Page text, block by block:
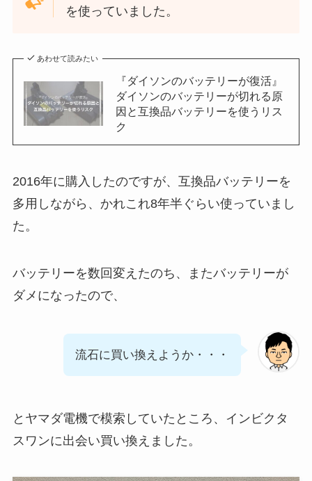
を使っていました。
あわせて読みたい
『ダイソンのバッテリーが復活』
ダイソンのバッテリーが切れる原
因と互換品バッテリーを使うリス
ク
2016年に購入したのですが、互換品バッテリーを
多用しながら、かれこれ8年半ぐらい使っていまし
た。
バッテリーを数回変えたのち、またバッテリーが
ダメになったので、
流石に買い換えようか・・・
とヤマダ電機で模索していたところ、インビクタ
スワンに出会い買い換えました。